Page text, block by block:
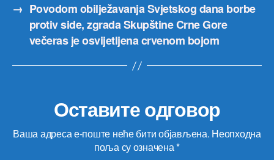
→ Povodom obilježavanja Svjetskog dana borbe
protiv side, zgrada Skupštine Crne Gore
večeras je osvijetljena crvenom bojom
Оставите одговор
Ваша адреса е-поште неће бити објављена. Неопходна
поља су означена*